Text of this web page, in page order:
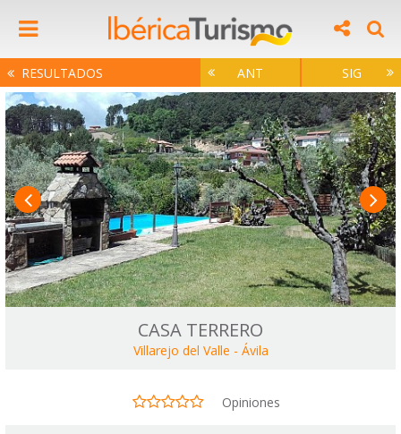
RESULTADOS ANT SIG
CASA TERRERO
Villarejo del Valle - Ávila
Opiniones